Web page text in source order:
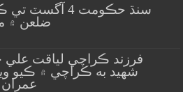
سنڌ حڪومت 4
ضلعن ۾
شهيد به ڪراچي ۾ ڪيو